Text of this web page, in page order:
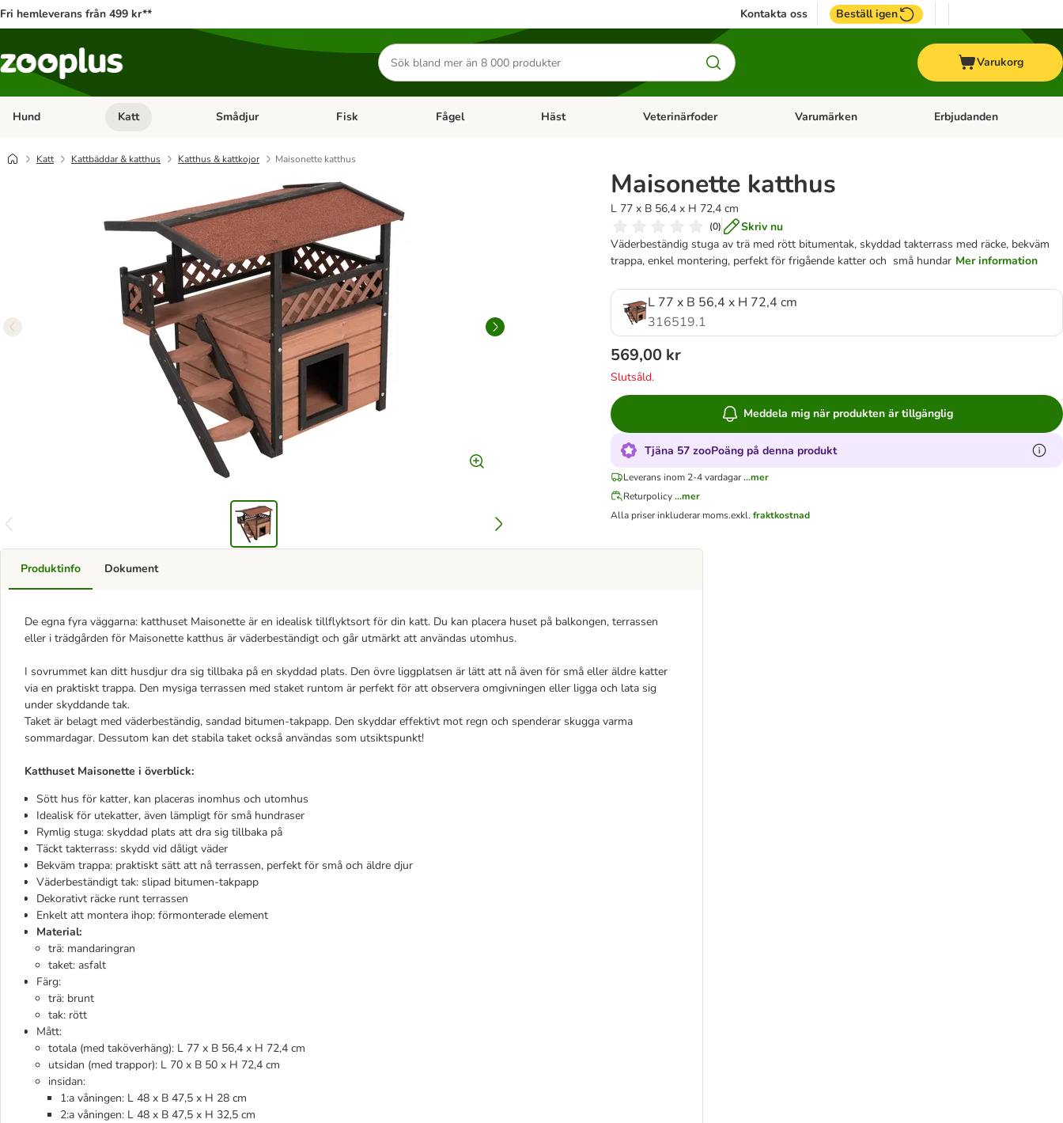
Fri hemleverans från 499 kr** Kontakta oss Beställ igen
Sök
efter
produkter
Varukorg
Hund Open category menu: Hund
Katt Open category menu: Katt
Smådjur Open category menu: Smådjur
Fisk Open category menu: Fisk
Fågel Open category menu: Fågel
Häst Open category menu: Häst
Veterinärfoder Open category menu: Veterinärfoder
Varumärken Open category menu:
Erbjudanden
Katt Kattbäddar & katthus Katthus & kattkojor Maisonette katthus
Maisonette katthus
L 77 x B 56,4 x H 72,4 cm
(0)
Skriv nu
Väderbeständig stuga av trä med rött bitumentak, skyddad takterrass med räcke, bekväm
trappa, enkel montering, perfekt för frigående katter och små hundar Mer information
L 77 x B 56,4 x H 72,4 cm
316519.1
569,00 kr
Slutsåld.
Meddela mig när produkten är tillgänglig
Tjäna 57 zooPoäng på denna produkt
Leverans inom 2-4 vardagar ...mer
Returpolicy ...mer
Alla priser inkluderar moms.exkl.fraktkostnad
Produktinfo
De egna fyra väggarna: katthuset Maisonette är en idealisk tillflyktsort för din katt. Du kan placera huset på balkongen, terrassen
eller i trädgården för Maisonette katthus är väderbeständigt och går utmärkt att användas utomhus.
I sovrummet kan ditt husdjur dra sig tillbaka på en skyddad plats. Den övre liggplatsen är lätt att nå även för små eller äldre katter
via en praktiskt trappa. Den mysiga terrassen med staket runtom är perfekt för att observera omgivningen eller ligga och lata sig
under skyddande tak.
Taket är belagt med väderbeständig, sandad bitumen-takpapp. Den skyddar effektivt mot regn och spenderar skugga varma
sommardagar. Dessutom kan det stabila taket också användas som utsiktspunkt!
Katthuset Maisonette i överblick:
Sött hus för katter, kan placeras inomhus och utomhus
Idealisk för utekatter, även lämpligt för små hundraser
Rymlig stuga: skyddad plats att dra sig tillbaka på
Täckt takterrass: skydd vid dåligt väder
Bekväm trappa: praktiskt sätt att nå terrassen, perfekt för små och äldre djur
Väderbeständigt tak: slipad bitumen-takpapp
Dekorativt räcke runt terrassen
Enkelt att montera ihop: förmonterade element
Material:
trä: mandaringran
taket: asfalt
Färg:
trä: brunt
tak: rött
Mått:
totala (med taköverhäng): L 77 x B 56,4 x H 72,4 cm
utsidan (med trappor): L 70 x B 50 x H 72,4 cm
insidan:
1:a våningen: L 48 x B 47,5 x H 28 cm
2:a våningen: L 48 x B 47,5 x H 32,5 cm
Dokument